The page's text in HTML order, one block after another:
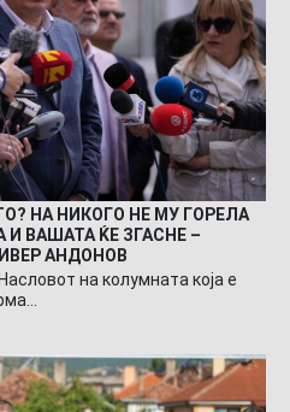
НА НИКОГО НЕ МУ ГОРЕЛА
И ВАШАТА ЌЕ ЗГАСНЕ –
АНДОНОВ
на колумната која е